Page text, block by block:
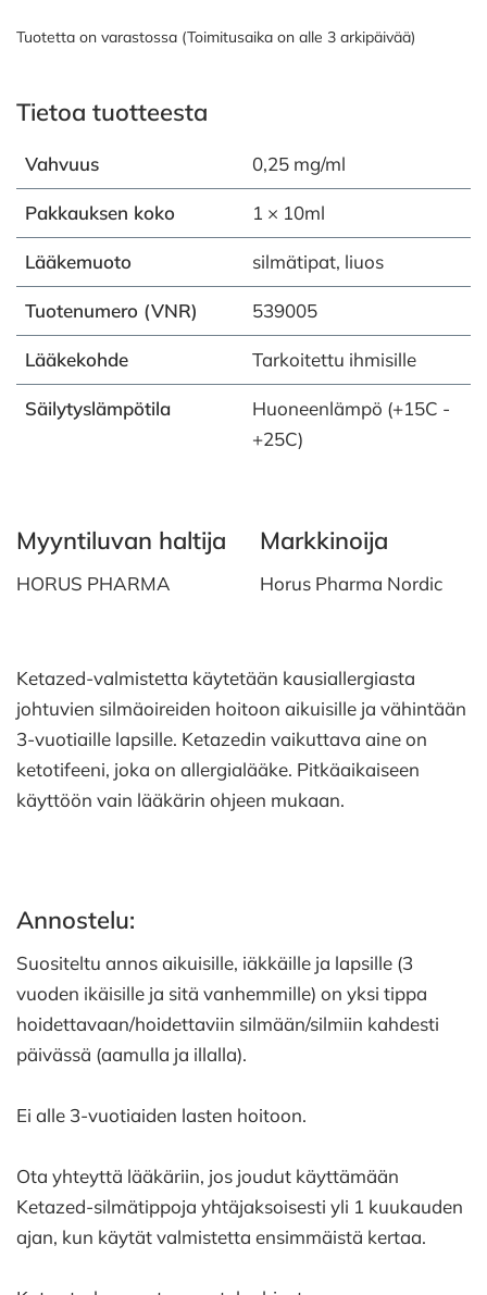
Tuotetta on varastossa (Toimitusaika on alle 3 arkipäivää)
Tietoa tuotteesta
Vahvuus 0,25 mg/ml
Pakkauksen koko 1 × 10ml
Lääkemuoto silmätipat, liuos
Tuotenumero (VNR) 539005
Lääkekohde Tarkoitettu ihmisille
Säilytyslämpötila
Huoneenlämpö (+15C -
+25C)
Myyntiluvan haltija
HORUS PHARMA
Markkinoija
Horus Pharma Nordic
Ketazed-valmistetta käytetään kausiallergiasta
johtuvien silmäoireiden hoitoon aikuisille ja vähintään
3-vuotiaille lapsille. Ketazedin vaikuttava aine on
ketotifeeni, joka on allergialääke. Pitkäaikaiseen
käyttöön vain lääkärin ohjeen mukaan.
Annostelu:
Suositeltu annos aikuisille, iäkkäille ja lapsille (3
vuoden ikäisille ja sitä vanhemmille) on yksi tippa
hoidettavaan/hoidettaviin silmään/silmiin kahdesti
päivässä (aamulla ja illalla).
Ei alle 3-vuotiaiden lasten hoitoon.
Ota yhteyttä lääkäriin, jos joudut käyttämään
Ketazed-silmätippoja yhtäjaksoisesti yli 1 kuukauden
ajan, kun käytät valmistetta ensimmäistä kertaa.